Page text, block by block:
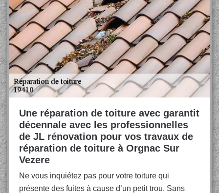
Une réparation de toiture avec garantit
décennale avec les professionnelles
de JL rénovation pour vos travaux de
réparation de toiture à Orgnac Sur
Vezere
Ne vous inquiétez pas pour votre toiture qui
présente des fuites à cause d’un petit trou. Sans